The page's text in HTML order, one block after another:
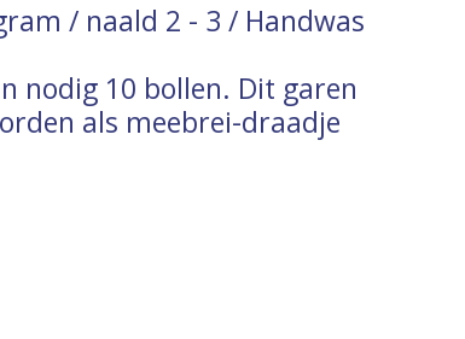
/ naald 2 - 3 / Handwas
nodig 10 bollen. Dit garen
als meebrei-draadje